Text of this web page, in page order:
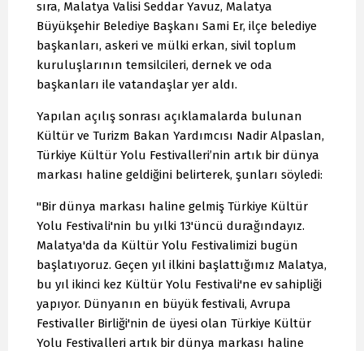
sıra, Malatya Valisi Seddar Yavuz, Malatya
Büyükşehir Belediye Başkanı Sami Er, ilçe belediye
başkanları, askeri ve mülki erkan, sivil toplum
kuruluşlarının temsilcileri, dernek ve oda
başkanları ile vatandaşlar yer aldı.
Yapılan açılış sonrası açıklamalarda bulunan
Kültür ve Turizm Bakan Yardımcısı Nadir Alpaslan,
Türkiye Kültür Yolu Festivalleri’nin artık bir dünya
markası haline geldiğini belirterek, şunları söyledi:
"Bir dünya markası haline gelmiş Türkiye Kültür
Yolu Festivali'nin bu yılki 13'üncü durağındayız.
Malatya'da da Kültür Yolu Festivalimizi bugün
başlatıyoruz. Geçen yıl ilkini başlattığımız Malatya,
bu yıl ikinci kez Kültür Yolu Festivali'ne ev sahipliği
yapıyor. Dünyanın en büyük festivali, Avrupa
Festivaller Birliği'nin de üyesi olan Türkiye Kültür
Yolu Festivalleri artık bir dünya markası haline